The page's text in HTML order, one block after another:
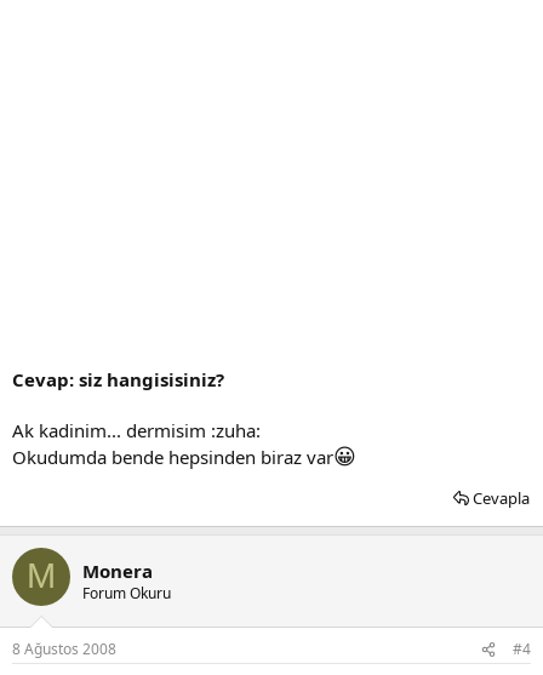
Cevap: siz hangisisiniz?
Ak kadinim... dermisim :zuha:
Okudumda bende hepsinden biraz var😀
Cevapla
M Monera
Forum Okuru
8 Ağustos 2008 #4